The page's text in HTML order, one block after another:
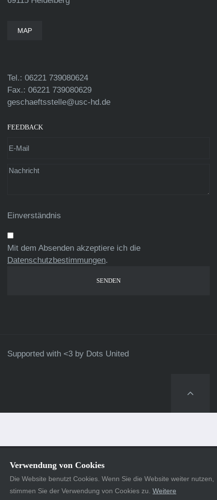
MAP
Tel.: 06221 739080624
Fax.: 06221 739080629
geschaeftsstelle@usc-hd.de
FEEDBACK
Einverständnis
Mit dem Absenden akzeptiere ich die
Datenschutzbestimmungen.
Supported with <3 by Dots United
Verwendung von Cookies
Die Website benutzt Cookies. Wenn Sie die Website weiter nutzen,
stimmen Sie der Verwendung von Cookies zu. Weitere